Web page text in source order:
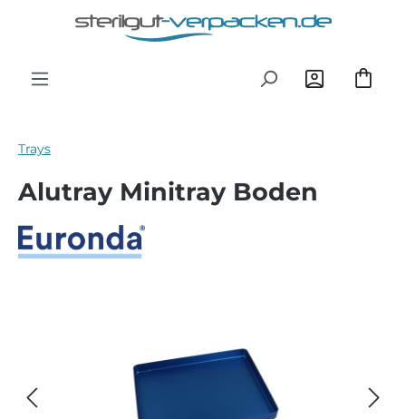
Zum Hauptinhalt springen
Trays
Alutray Minitray Boden